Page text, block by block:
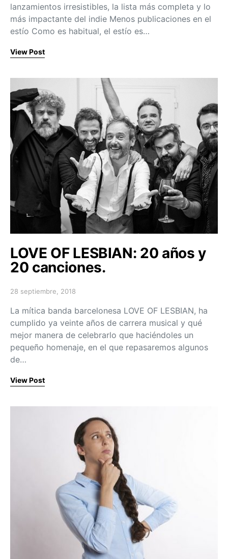
lanzamientos irresistibles, la lista más completa y lo
más impactante del indie Menos publicaciones en el
estío Como es habitual, el estío es…
View Post
LOVE OF LESBIAN: 20 años y
20 canciones.
Posted on
28 septiembre, 2018
La mítica banda barcelonesa LOVE OF LESBIAN, ha
cumplido ya veinte años de carrera musical y qué
mejor manera de celebrarlo que haciéndoles un
pequeño homenaje, en el que repasaremos algunos
de…
View Post